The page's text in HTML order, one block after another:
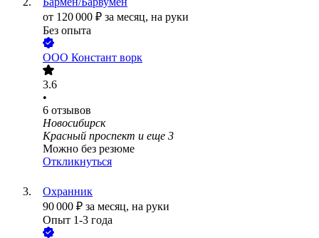
от 120 000 ₽ за месяц, на руки
Без опыта
ООО Констант ворк
3.6
•
6 отзывов
Новосибирск
Красный проспект и еще 3
Можно без резюме
Откликнуться
Охранник
90 000 ₽ за месяц, на руки
Опыт 1-3 года